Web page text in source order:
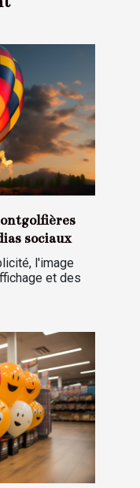
sociaux
l'image
et des